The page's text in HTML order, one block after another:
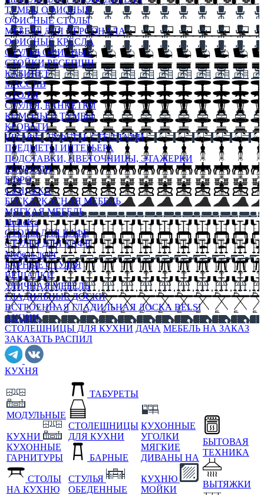
ТУМБЫ ОФИСНЫЕ
ОФИСНЫЕ СТОЛЫ
МЕБЕЛЬ ДЛЯ ПЕРСОНАЛА
ОФИСНЫЕ КРЕСЛА
СТУЛЬЯ ОФИСНЫЕ
СТОЙКИ РЕСЕПШН
КАБИНЕТ
МАССИВ
СТОЛЫ
СТУЛЬЯ, БАНКЕТКИ
КОМОДЫ И ТУМБЫ
КРОВАТИ
ШКАФЫ, БУФЕТЫ, СТЕЛЛАЖИ
ПРЕДМЕТЫ ИНТЕРЬЕРА
ПОДСТАВКИ, ЦВЕТОЧНИЦЫ, ЭТАЖЕРКИ
КОНСОЛИ
БЮРО
СУНДУКИ
БЕСКАРКАСНАЯ МЕБЕЛЬ
МЯГКАЯ МЕБЕЛЬ
HoReKa
СТОЛЫ ДЛЯ КАФЕ
СТУЛЬЯ ДЛЯ КАФЕ
Мебель лофт
БАРНЫЕ СТУЛЬЯ
ВЕШАЛКИ
УЛИЧНАЯ МЕБЕЛЬ
ГЛАДИЛЬНЫЕ ДОСКИ
ВСТРОЕННАЯ ГЛАДИЛЬНАЯ ДОСКА BELSI
АКЦИИ
СТОЛЕШНИЦЫ ДЛЯ КУХНИ ДАЧА МЕБЕЛЬ НА ЗАКАЗ
ЗАКАЗАТЬ РАСПИЛ
КУХНЯ
МОДУЛЬНЫЕ
КУХНИ
КУХОННЫЕ
ГАРНИТУРЫ
СТОЛЫ
НА КУХНЮ
ТАБУРЕТЫ
СТОЛЕШНИЦЫ
ДЛЯ КУХНИ
БАРНЫЕ
СТУЛЬЯ
ОБЕДЕННЫЕ
КУХОННЫЕ
УГОЛКИ
МЯГКИЕ
ДИВАНЫ НА
КУХНЮ
МОЙКИ
БЫТОВАЯ
ТЕХНИКА
ВЫТЯЖКИ